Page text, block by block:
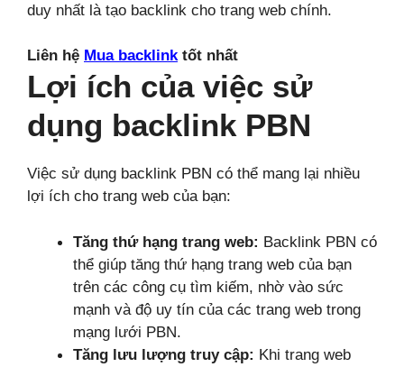
duy nhất là tạo backlink cho trang web chính.
Liên hệ Mua backlinktốt nhất
Lợi ích của việc sử
dụng backlink PBN
Việc sử dụng backlink PBN có thể mang lại nhiều
lợi ích cho trang web của bạn:
Tăng thứ hạng trang web: Backlink PBN có
thể giúp tăng thứ hạng trang web của bạn
trên các công cụ tìm kiếm, nhờ vào sức
mạnh và độ uy tín của các trang web trong
mạng lưới PBN.
Tăng lưu lượng truy cập: Khi trang web